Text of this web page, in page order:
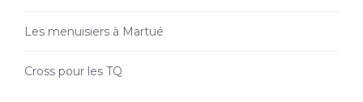
Les menuisiers à Martué
Cross pour les TQ